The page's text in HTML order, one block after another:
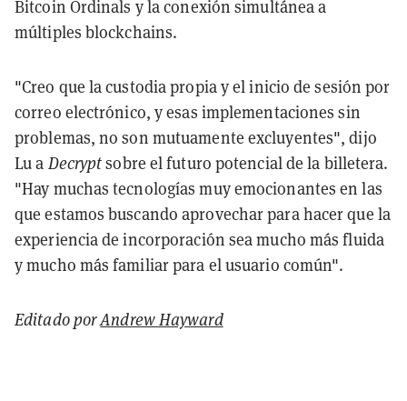
Bitcoin Ordinals y la conexión simultánea a
múltiples blockchains.
"Creo que la custodia propia y el inicio de sesión por
correo electrónico, y esas implementaciones sin
problemas, no son mutuamente excluyentes", dijo
Lu a Decryptsobre el futuro potencial de la billetera.
"Hay muchas tecnologías muy emocionantes en las
que estamos buscando aprovechar para hacer que la
experiencia de incorporación sea mucho más fluida
y mucho más familiar para el usuario común".
Editado porAndrew Hayward